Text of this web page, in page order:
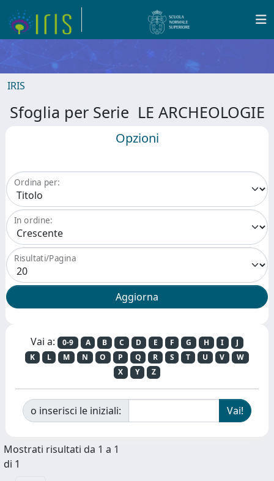
IRIS
Sfoglia per Serie LE ARCHEOLOGIE
Opzioni
Ordina per:
In ordine:
Risultati/Pagina
Vai a: 0-9 A B C D E F G H I
J
K
L M N O P Q R S T U V
W
X
Y Z
o inserisci le iniziali:
Mostrati risultati da 1 a 1
di 1